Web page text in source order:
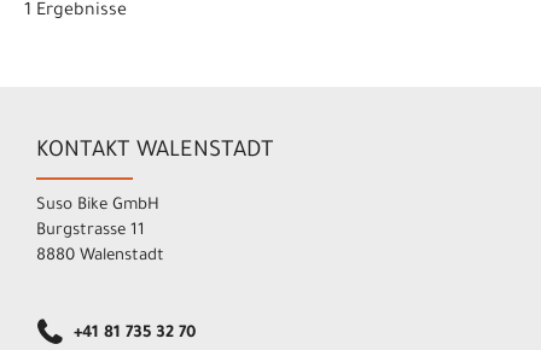
1 Ergebnisse
KONTAKT WALENSTADT
Suso Bike GmbH
Burgstrasse 11
8880 Walenstadt
+41 81 735 32 70